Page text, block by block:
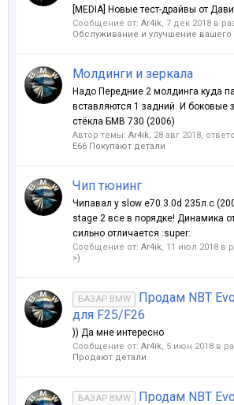
[MEDIA] Новые тест-драйвы от
Сообщение от: Ar4ik, 7 дек 2018 в
Обслуживание и улучшение вашего
Молдинги и зеркала
Надо Передние 2 молдинга куда
вставляются 1 задний. И боковые
стёкла БМВ 730 (2006)
Автор темы: Ar4ik, 28 авг 2018,
E66 Покупают детали
Чип тюнинг
Чипавал у slow e70 3.0d 235л.с
stage 2 все в порядке! Динамика
сильно отличается :super:
Сообщение от: Ar4ik, 11 июл 2018 в
>)
БАЗАР BMW
Продам NBT
для F25/F26
)) Да мне интересно
Сообщение от: Ar4ik, 5 июн 2018 в
Продают детали
БАЗАР BMW
Продам NBT